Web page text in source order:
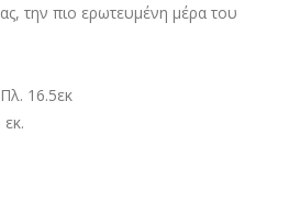
την πιο ερωτευμένη μέρα του
16.5εκ